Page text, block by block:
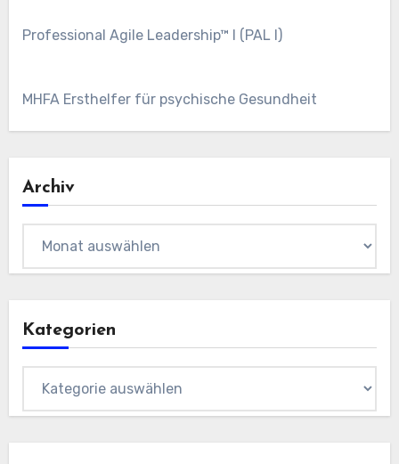
Professional Agile Leadership™ I (PAL I)
MHFA Ersthelfer für psychische Gesundheit
Archiv
Kategorien